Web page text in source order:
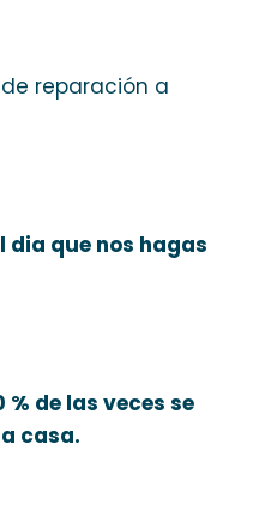
reparación a
dia que nos hagas
% de las veces se
casa.